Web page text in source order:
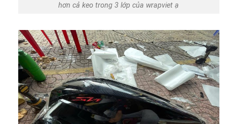
hơn cả keo trong 3 lớp của wrapviet ạ